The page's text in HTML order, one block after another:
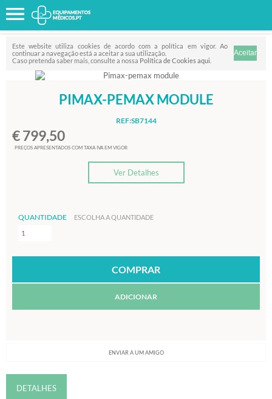
Este website utiliza cookies de acordo com a política em vigor. Ao
continuar a navegação está a aceitar a sua utilização.
Caso pretenda saber mais, consulte a nossa Política de Cookies aqui
PIMAX-PEMAX MODULE
REF:SB7144
€ 799,50
PREÇOS APRESENTADOS COM TAXA IVA EM VIGOR
Ver Detalhes
QUANTIDADE ESCOLHA A QUANTIDADE
ADICIONAR
ENVIAR A UM AMIGO
DETALHES